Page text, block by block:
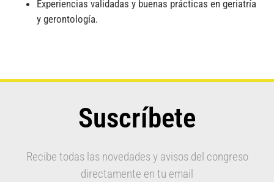
Experiencias validadas y buenas prácticas en geriatría
y gerontología.
Suscríbete
Recibe todas las novedades y avisos del congreso
directamente en tu email